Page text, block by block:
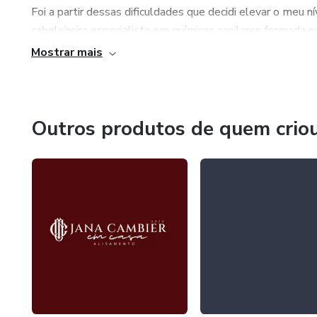
Foi a partir dessas dificuldades que decidi elevar o meu
cabeleireira especialista em químicas capilares formada
milhares de pessoas e atendo mulheres no mundo
Mostrar mais
Outros produtos de quem